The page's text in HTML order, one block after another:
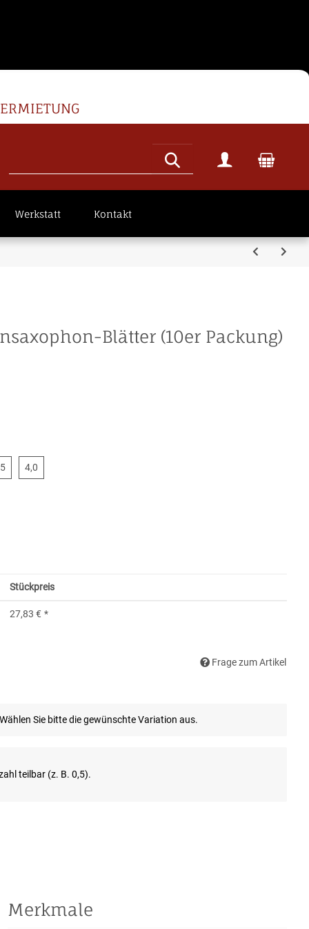
Werkstatt Kontakt
Blätter (10er Packung)
3,5 4,0
Stückpreis
27,83 € *
Frage zum Artikel
Sie bitte die gewünschte Variation aus.
teilbar (z. B. 0,5).
Merkmale